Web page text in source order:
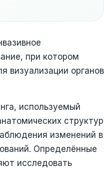
при котором
визуализации органов
используемый
структур
изменений в
Определённые
исследовать